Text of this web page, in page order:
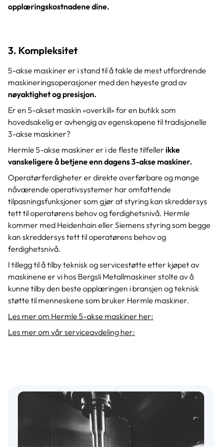
opplæringskostnadene dine.
3. Kompleksitet
5-akse maskiner er i stand til å takle de mest utfordrende
maskineringsoperasjoner med den høyeste grad av
nøyaktighet og presisjon.
Er en 5-akset maskin «overkill» for en butikk som
hovedsakelig er avhengig av egenskapene til tradisjonelle
3-akse maskiner?
Hermle 5-akse maskiner er i de fleste tilfeller ikke
vanskeligere å betjene enn dagens 3-akse maskiner.
Operatørferdigheter er direkte overførbare og mange
nåværende operativsystemer har omfattende
tilpasningsfunksjoner som gjør at styring kan skreddersys
tett til operatørens behov og ferdighetsnivå. Hermle
kommer med Heidenhain eller Siemens styring som begge
kan skreddersys tett til operatørens behov og
ferdighetsnivå.
I tillegg til å tilby teknisk og servicestøtte etter kjøpet av
maskinene er vi hos Bergsli Metallmaskiner stolte av å
kunne tilby den beste opplæringen i bransjen og teknisk
støtte til menneskene som bruker Hermle maskiner.
Les mer om Hermle 5-akse maskiner her:
Les mer om vår serviceavdeling her: